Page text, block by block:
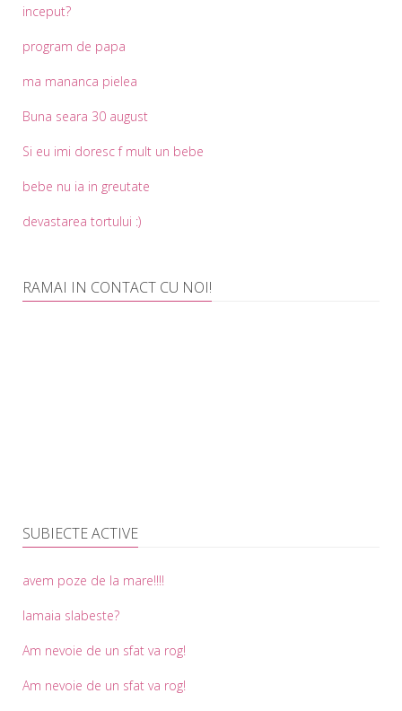
inceput?
program de papa
ma mananca pielea
Buna seara 30 august
Si eu imi doresc f mult un bebe
bebe nu ia in greutate
devastarea tortului :)
RAMAI IN CONTACT CU NOI!
SUBIECTE ACTIVE
avem poze de la mare!!!!
lamaia slabeste?
Am nevoie de un sfat va rog!
Am nevoie de un sfat va rog!